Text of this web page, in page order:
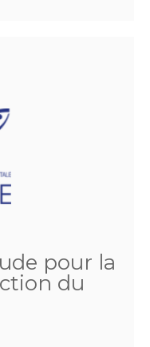
pour la
du